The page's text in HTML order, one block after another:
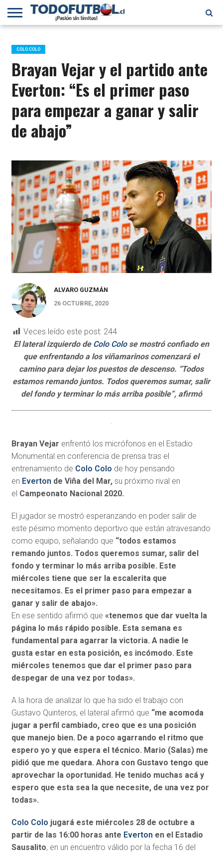
PRIMERA
B
SELECCIÓN
CHILENA
CHILENOS
EN EL
MUNDO
FÚTBOL
INTERNACIONAL
COLO COLO
Brayan Vejar y el partido ante
Everton: “Es el primer paso
para empezar a ganar y salir
de abajo”
ALVARO GUZMÁN
26 OCTUBRE, 2020
Veces leído este post: 244
El lateral izquierdo de Colo Colose mostró confiado en
que enfrentando a los viñamarinos comenzará el
camino para dejar los puestos de descenso. “Todos
estamos remando juntos. Todos queremos sumar, salir
del fondo y terminar lo más arriba posible”, afirmó
.
Brayan Vejar enfrentó los micrófonos en el Estadio
Monumental en conferencia de prensa tras el
entrenamiento de Colo Colo de hoy pensando
en Everton de Viña del Mar,su próximo rival en
el Campeonato Nacional 2020.
El jugador se mostró esperanzando en poder salir de
este pésimo momento deportivo que están atravesando
como equipo, señalando que “todos estamos
remando juntos. Todos queremos sumar, salir del
fondo y terminar lo más arriba posible. Este
miércoles tiene que ser la escalerita que
necesitamos. Es el primer paso para empezar a
ganar y salir de abajo».
En ese sentido afirmó que «tenemos que dar vuelta la
página lo más rápido posible. Esta semana es
fundamental para agarrar la victoria. A nadie le
gusta estar en esta posición, es incómodo. Este
miércoles tenemos que dar el primer paso para
despegar de una vez por todas».
A la hora de analizar lo que ha sido el trabajo con
Gustavo Quinteros, el lateral afirmó que “me acomoda
jugar a perfil cambiado, creo que es una posición
que manejo bien. De a poco agarrando el ritmo que
espero yo y que espera el técnico. Mario (Salas) me
pidió que me quedara. Ahora con Gustavo tengo que
aprovechar la oportunidad. He tenido muchas acá y
espero que esta sea la que necesite, de una vez por
todas».
Colo Colo jugará este miércoles 28 de octubre a
partir de las 16:00 horas ante Everton en el Estadio
Sausalito, en un encuentro válido por la fecha 16 del